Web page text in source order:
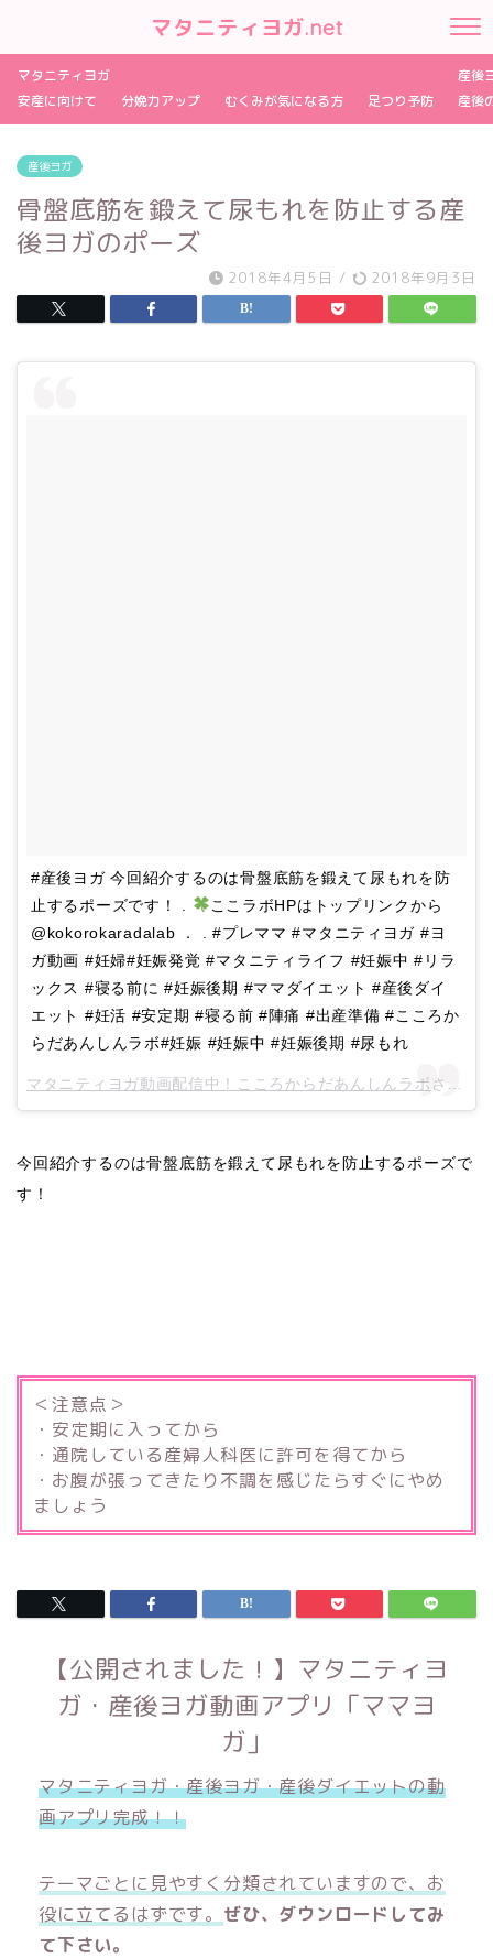
マタニティヨガ.net
マタニティヨガ
安産に向けて
分娩力アップ むくみが気になる方 足つり予防
産後
産後
産後ヨガ
骨盤底筋を鍛えて尿もれを防止する産
後ヨガのポーズ
2018年4月5日 / 2018年9月3日
#産後ヨガ 今回紹介するのは骨盤底筋を鍛えて尿もれを防
止するポーズです！ .
ここラボHPはトップリンクから
@kokorokaradalab ． . #プレママ #マタニティヨガ #ヨ
ガ動画 #妊婦#妊娠発覚 #マタニティライフ #妊娠中 #リラ
ックス #寝る前に #妊娠後期 #ママダイエット #産後ダイ
エット #妊活 #安定期 #寝る前 #陣痛 #出産準備 #こころか
らだあんしんラボ#妊娠 #妊娠中 #妊娠後期 #尿もれ
マタニティヨガ動画配信中！こころからだあんしんラボ さん(@kokorokaradalab)がシェアした投稿 –
今回紹介するのは骨盤底筋を鍛えて尿もれを防止するポーズで
す！
＜注意点＞
・安定期に入ってから
・通院している産婦人科医に許可を得てから
・お腹が張ってきたり不調を感じたらすぐにやめ
ましょう
【公開されました！】マタニティヨ
ガ・産後ヨガ動画アプリ「ママヨ
ガ」
マタニティヨガ・産後ヨガ・産後ダイエットの動
画アプリ完成！！
テーマごとに見やすく分類されていますので、お
役に立てるはずです。 ぜひ、ダウンロードしてみ
て下さい。